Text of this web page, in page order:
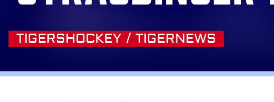
TIGERSHOCKEY / TIGERNEWS